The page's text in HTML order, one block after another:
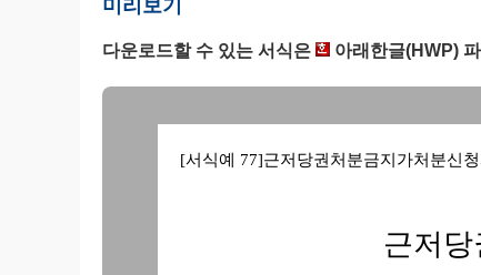
미리보기
다운로드할 수 있는 서식은 아래한글(HWP)
[서식예 77]근저당권처분금지가처분신청
근저